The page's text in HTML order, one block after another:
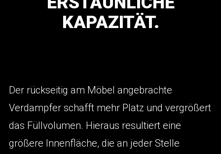
KAPAZITÄT.
Der rückseitig am Möbel angebrachte
Verdampfer schafft mehr Platz und vergrößert
das Füllvolumen. Hieraus resultiert eine
größere Innenfläche, die an jeder Stelle